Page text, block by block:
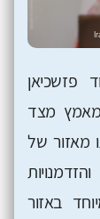
פזשכיאן
2025 מבטא מאמץ מצד
מאזור של
באזור